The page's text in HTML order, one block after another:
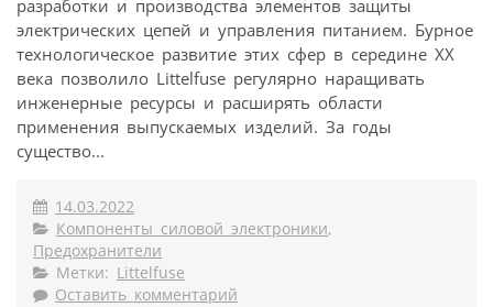
разработки и производства элементов защиты
электрических цепей и управления питанием. Бурное
технологическое развитие этих сфер в середине XX
века позволило Littelfuse регулярно наращивать
инженерные ресурсы и расширять области
применения выпускаемых изделий. За годы
существо...
14.03.2022
Компоненты силовой электроники,
Предохранители
Метки: Littelfuse
Оставить комментарий